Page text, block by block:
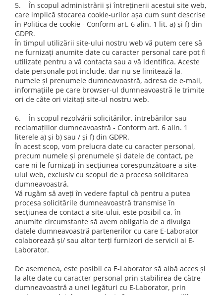
5. În scopul administrării și întreținerii acestui site web,
care implică stocarea cookie-urilor așa cum sunt descrise
în Politica de cookie - Conform art. 6 alin. 1 lit. a) și f) din
GDPR.
În timpul utilizării site-ului nostru web vă putem cere să
ne furnizați anumite date cu caracter personal care pot fi
utilizate pentru a vă contacta sau a vă identifica. Aceste
date personale pot include, dar nu se limitează la,
numele și prenumele dumneavoastră, adresa de e-mail,
informațiile pe care browser-ul dumneavoastră le trimite
ori de câte ori vizitați site-ul nostru web.
6. În scopul rezolvării solicitărilor, întrebărilor sau
reclamațiilor dumneavoastră - Conform art. 6 alin. 1
literele a) și b) sau / și f) din GDPR.
În acest scop, vom prelucra date cu caracter personal,
precum numele și prenumele și datele de contact, pe
care ni le furnizați în secțiunea corespunzătoare a site-
ului web, exclusiv cu scopul de a procesa solicitarea
dumneavoastră.
Vă rugăm să aveți în vedere faptul că pentru a putea
procesa solicitările dumneavoastră transmise în
secțiunea de contact a site-ului, este posibil ca, în
anumite circumstanțe să avem obligația de a divulga
datele dumneavoastră partenerilor cu care E-Laborator
colaborează și/ sau altor terți furnizori de servicii ai E-
Laborator.
De asemenea, este posibil ca E-Laborator să aibă acces și
la alte date cu caracter personal prin stabilirea de către
dumneavoastră a unei legături cu E-Laborator, prin